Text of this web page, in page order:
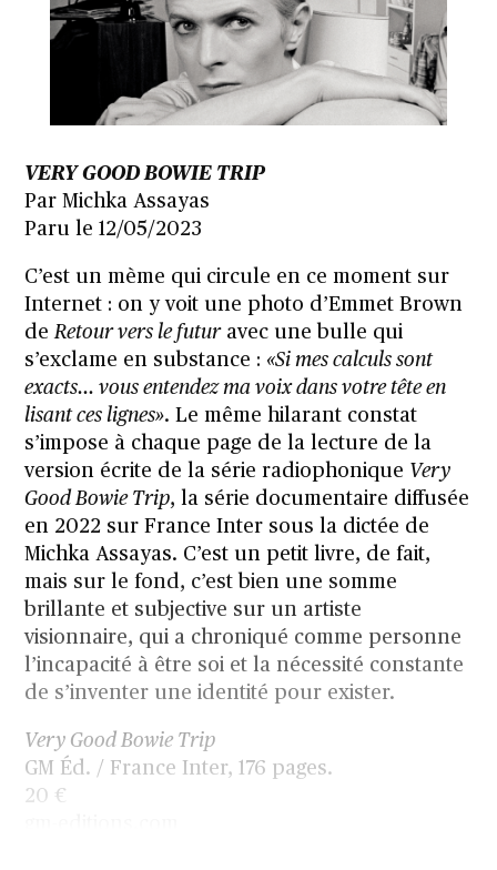
VERY GOOD BOWIE TRIP
Par Michka Assayas
Paru le 12/05/2023
C’est un mème qui circule en ce moment sur
Internet : on y voit une photo d’Emmet Brown
deRetour vers le futuravec une bulle qui
s’exclame en substance : «Si mes calculs sont
exacts… vous entendez ma voix dans votre tête en
lisant ces lignes». Le même hilarant constat
s’impose à chaque page de la lecture de la
version écrite de la série radiophonique Very
Good Bowie Trip, la série documentaire diffusée
en 2022 sur France Inter sous la dictée de
Michka Assayas. C’est un petit livre, de fait,
mais sur le fond, c’est bien une somme
brillante et subjective sur un artiste
visionnaire, qui a chroniqué comme personne
l’incapacité à être soi et la nécessité constante
de s’inventer une identité pour exister.
Very Good Bowie Trip
GM Éd. / France Inter, 176 pages.
20 €